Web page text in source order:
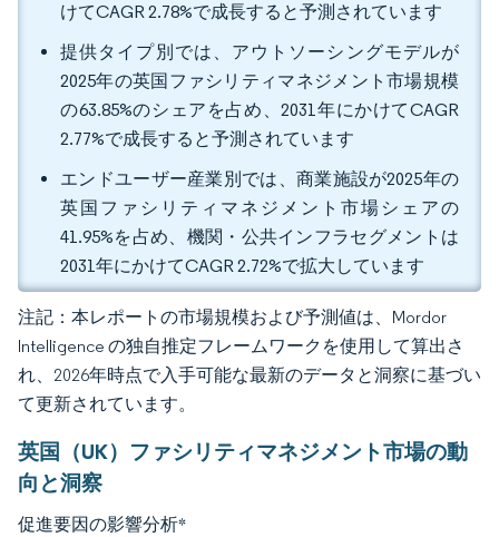
けてCAGR 2.78%で成長すると予測されています
提供タイプ別では、アウトソーシングモデルが
2025年の英国ファシリティマネジメント市場規模
の63.85%のシェアを占め、2031年にかけてCAGR
2.77%で成長すると予測されています
エンドユーザー産業別では、商業施設が2025年の
英国ファシリティマネジメント市場シェアの
41.95%を占め、機関・公共インフラセグメントは
2031年にかけてCAGR 2.72%で拡大しています
注記：本レポートの市場規模および予測値は、Mordor
Intelligence の独自推定フレームワークを使用して算出さ
れ、2026年時点で入手可能な最新のデータと洞察に基づい
て更新されています。
英国（UK）ファシリティマネジメント市場の動
向と洞察
促進要因の影響分析*